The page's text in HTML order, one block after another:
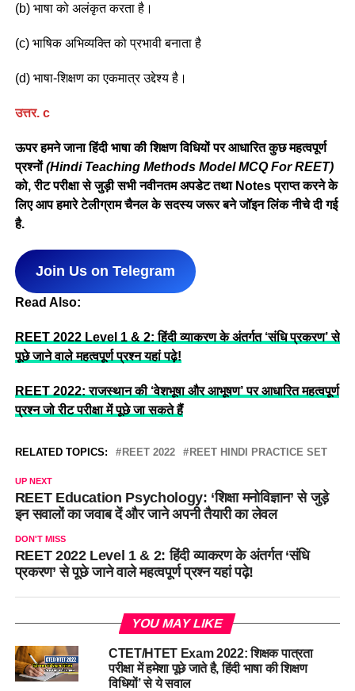
(b) भाषा को अलंकृत करता है।
(c) भाषिक अभिव्यक्ति को प्रभावी बनाता है
(d) भाषा-शिक्षण का एकमात्र उद्देश्य है।
उत्तर. c
ऊपर हमने जाना हिंदी भाषा की शिक्षण विधियों पर आधारित कुछ महत्वपूर्ण
प्रश्नों(Hindi Teaching Methods Model MCQ For REET)
को, रीट परीक्षा से जुड़ी सभी नवीनतम अपडेट तथा Notes प्राप्त करने के
लिए आप हमारे टेलीग्राम चैनल के सदस्य जरूर बने जॉइन लिंक नीचे दी गई
है.
Join Us on Telegram
Read Also:
REET 2022 Level 1 & 2: हिंदी व्याकरण के अंतर्गत ‘संधि प्रकरण’ से
पूछे जाने वाले महत्वपूर्ण प्रश्न यहां पढ़े!
REET 2022: राजस्थान की ‘वेशभूषा और आभूषण’ पर आधारित महत्वपूर्ण
प्रश्न जो रीट परीक्षा में पूछे जा सकते हैं
RELATED TOPICS: REET 2022 REET HINDI PRACTICE SET
UP NEXT
REET Education Psychology: ‘शिक्षा मनोविज्ञान’ से जुड़े
इन सवालों का जवाब दें और जाने अपनी तैयारी का लेवल
DON'T MISS
REET 2022 Level 1 & 2: हिंदी व्याकरण के अंतर्गत ‘संधि
प्रकरण’ से पूछे जाने वाले महत्वपूर्ण प्रश्न यहां पढ़े!
YOU MAY LIKE
CTET/HTET Exam 2022: शिक्षक पात्रता
परीक्षा में हमेशा पूछे जाते है, हिंदी भाषा की शिक्षण
विधियों’ से ये सवाल